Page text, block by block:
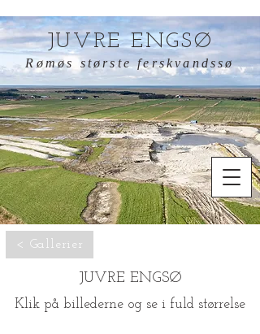
JUVRE ENGSØ
Rømøs største ferskvandssø
< Gallerier
JUVRE ENGSØ
Klik på billederne og se i fuld størrelse